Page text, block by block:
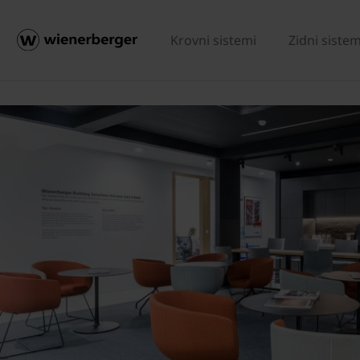
Krovni sistemi Zidni